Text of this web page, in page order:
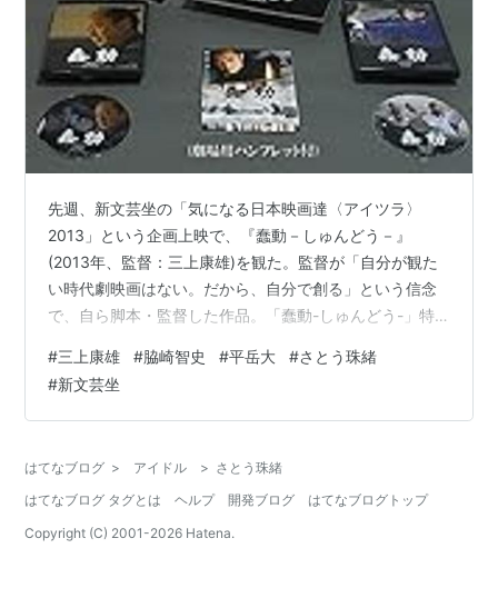
先週、新文芸坐の「気になる日本映画達〈アイツラ〉
2013」という企画上映で、『蠢動－しゅんどう－』
(2013年、監督：三上康雄)を観た。監督が「自分が観た
い時代劇映画はない。だから、自分で創る」という信念
で、自ら脚本・監督した作品。「蠢動-しゅんどう-」特
Amazonどんな時代劇が監督の目にかなったかというと、
本作のサイトには「切腹」「上意討ち」「仇討」という
作品が並ぶ。今回のテーマにつながっていて納得する。
ある。藩やお家のために藩士が理不尽に蹂躙されるとい
うパタ…
#三上康雄 #脇崎智史 #平岳大 #さとう珠緒
#新文芸坐
はてなブログ > アイドル > さとう珠緒
はてなブログ タグとは
ヘルプ 開発ブログ
はてなブログトップ
Copyright (C) 2001-2026 Hatena.